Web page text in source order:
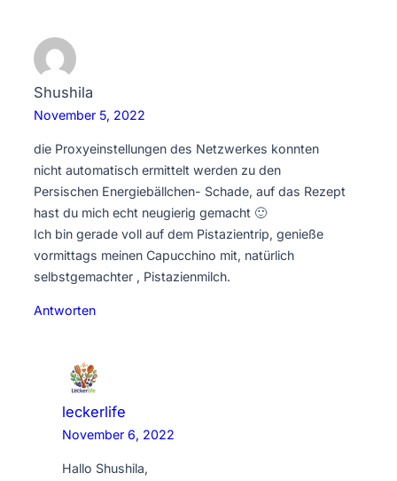
Shushila
November 5, 2022
die Proxyeinstellungen des Netzwerkes konnten
nicht automatisch ermittelt werden zu den
Persischen Energiebällchen- Schade, auf das Rezept
hast du mich echt neugierig gemacht 🙂
Ich bin gerade voll auf dem Pistazientrip, genieße
vormittags meinen Capucchino mit, natürlich
selbstgemachter , Pistazienmilch.
Antworten
leckerlife
November 6, 2022
Hallo Shushila,